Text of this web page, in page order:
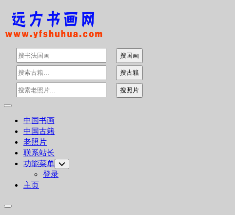
Skip
content
Expand
中国书画
中国古籍
老照片
联系站长
功能菜单 Toggle
Child
Menu
登录
主页
Expand